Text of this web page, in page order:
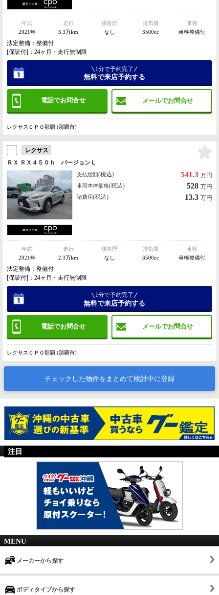
年式
2021年
走行
3.3万km
修復歴
なし
排気量
3500cc
車検
車検整備付
法定整備：整備付
[保証付]：24ヶ月・走行無制限
電話でお問合せ メールでお問合せ
1分で予約完了
無料で来店予約する
レクサスＣＰＯ那覇 (那覇市)
レクサス
ＲＸ ＲＸ４５０ｈ バージョンＬ
支払総額(税込) 541.3 万円
車両本体価格(税込) 528 万円
諸費用(税込) 13.3 万円
年式
2021年
走行
2.3万km
修復歴
なし
排気量
3500cc
車検
車検整備付
法定整備：整備付
[保証付]：24ヶ月・走行無制限
電話でお問合せ メールでお問合せ
1分で予約完了
無料で来店予約する
レクサスＣＰＯ那覇 (那覇市)
チェックした物件をまとめて検討中に登録
注目
MENU
メーカーから探す
ボディタイプから探す